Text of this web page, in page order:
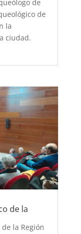
de
de
la
ciudad.
de la
la Región